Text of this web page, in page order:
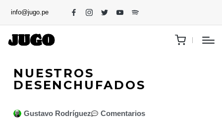
info@jugo.pe
NUESTROS
DESENCHUFADOS
Gustavo Rodríguez
Comentarios